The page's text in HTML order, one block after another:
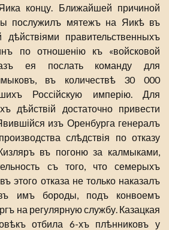
концу. Ближайшей причиной
послужилъ мятежъ на Яикѣ въ
правительственныхъ
по отношенію къ «войсковой
ея послать команду для
въ количествѣ 30 000
Россійскую имперію. Для
дѣйствій достаточно привести
изъ Оренбурга генералъ
слѣдствія по отказу
въ погоню за калмыками,
съ того, что семерыхъ
этого отказа не только наказалъ
имъ бороды, подъ конвоемъ
на регулярную службу. Казацкая
отбила 6-хъ плѣнниковъ у